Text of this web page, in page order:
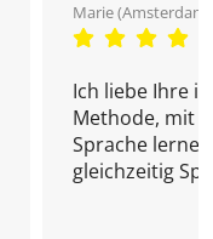
Marie
Ich liebe Ihre
Methode, mit
Sprache
gleichzeitig